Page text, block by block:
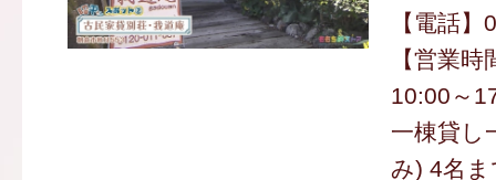
【電話
【営業
10:00～
一棟貸し
み) 4名ま